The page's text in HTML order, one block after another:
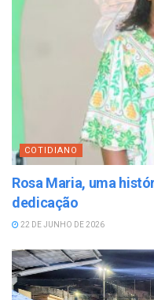
COTIDIANO
Rosa Maria, uma
dedicação
22 DE JUNHO DE 2026